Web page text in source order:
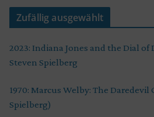
Zufällig ausgewählt
2023: Indiana Jones and the Dial
Steven Spielberg
1970: Marcus Welby: The Daredevil
Spielberg)